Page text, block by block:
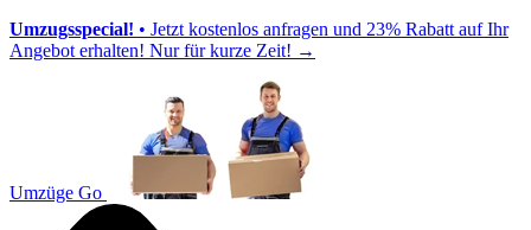
Umzugsspecial! • Jetzt kostenlos anfragen und 23% Rabatt auf Ihr
Angebot erhalten! Nur für kurze Zeit! →
Umzüge Go